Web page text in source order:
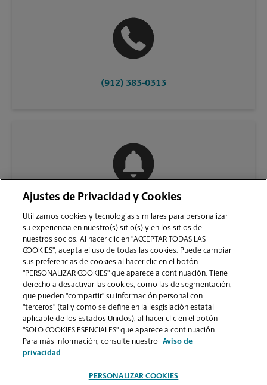
(912) 383-0313
VER LA PÁGINA DE LA TIENDA
Ajustes de Privacidad y Cookies
Utilizamos cookies y tecnologías similares para personalizar
su experiencia en nuestro(s) sitio(s) y en los sitios de
nuestros socios. Al hacer clic en "ACCEPTAR TODAS LAS
COOKIES", acepta el uso de todas las cookies. Puede cambiar
sus preferencias de cookies al hacer clic en el botón
"PERSONALIZAR COOKIES" que aparece a continuación. Tiene
derecho a desactivar las cookies, como las de segmentación,
que pueden "compartir" su información personal con
"terceros" (tal y como se define en la lesgislación estatal
aplicable de los Estados Unidos), al hacer clic en el botón
"SOLO COOKIES ESENCIALES" que aparece a continuación.
Para más información, consulte nuestro
Aviso de
privacidad
PERSONALIZAR COOKIES